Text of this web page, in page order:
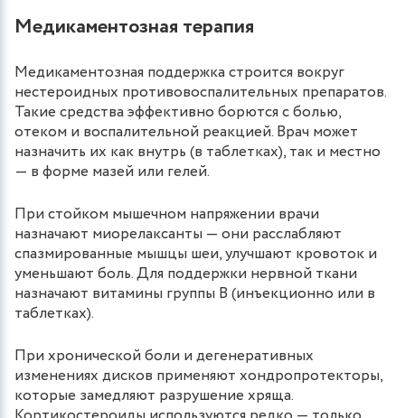
Медикаментозная терапия
Медикаментозная поддержка строится вокруг
нестероидных противовоспалительных препаратов.
Такие средства эффективно борются с болью,
отеком и воспалительной реакцией. Врач может
назначить их как внутрь (в таблетках), так и местно
— в форме мазей или гелей.
При стойком мышечном напряжении врачи
назначают миорелаксанты — они расслабляют
спазмированные мышцы шеи, улучшают кровоток и
уменьшают боль. Для поддержки нервной ткани
назначают витамины группы B (инъекционно или в
таблетках).
При хронической боли и дегенеративных
изменениях дисков применяют хондропротекторы,
которые замедляют разрушение хряща.